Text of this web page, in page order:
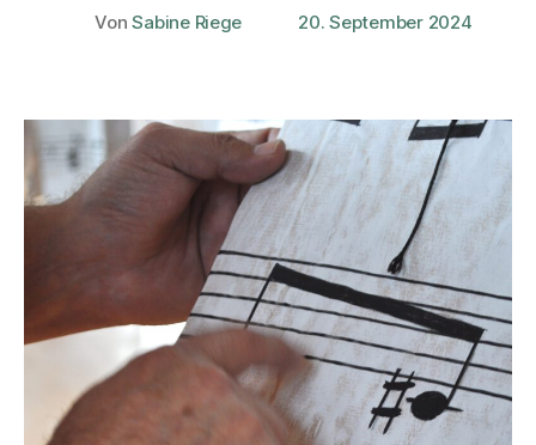
Beitragsautor
VonSabine Riege Veröffentlichungsdatum
20. September 2024